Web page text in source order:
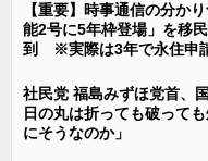
【重要】時事通信の分か
能2号に5年枠登場」を移
到 ※実際は3年で永住申
社民党 福島みずほ党首、
日の丸は折っても破って
にそうなのか」